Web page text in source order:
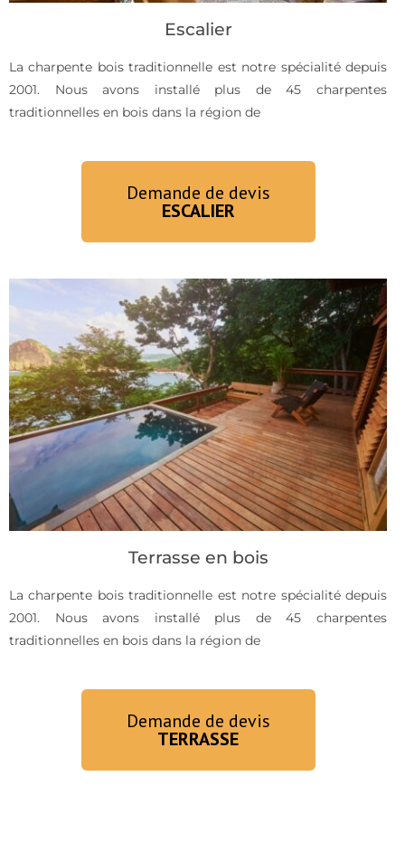
Escalier
La charpente bois traditionnelle est notre spécialité depuis
2001. Nous avons installé plus de 45 charpentes
traditionnelles en bois dans la région de
Demande de devis
ESCALIER
Terrasse en bois
La charpente bois traditionnelle est notre spécialité depuis
2001. Nous avons installé plus de 45 charpentes
traditionnelles en bois dans la région de
Demande de devis
TERRASSE